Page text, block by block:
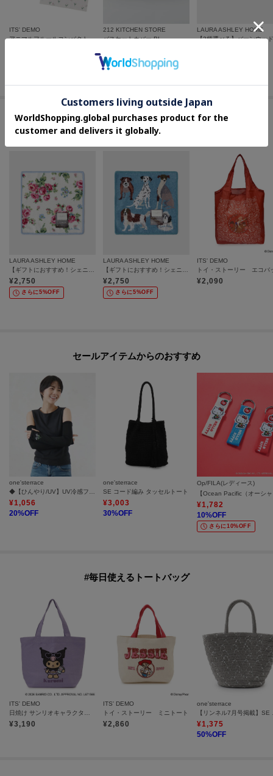
ITS' DEMO
アニマルフルールコンパクトメガネケース
212 KITCHEN STORE
バスケットカバー BL
20%OFF
さらに10%OFF
LAURA ASHLEY HOME
この商品を見た人はコチラの商品も
チェックしています
LAURA ASHLEY HOME
【ギフトにおすすめ！シェニール織】 バンチェッドロージズ ミニタオル
¥2,750
さらに5%OFF
LAURA ASHLEY HOME
【ギフトにおすすめ！シェニール織】 シェニール パーク ドッグス ミニタオル
¥2,750
さらに5%OFF
ITS' DEMO
トイ・ストーリー エコバ
¥2,090
セールアイテムからのおすすめ
one'sterrace
¥1,056
20%OFF
one'sterrace
SE コード編み タッセルトート
¥3,003
30%OFF
Op/FILA(レディース)
¥1,782
10%OFF
さらに10%OFF
#毎日使えるトートバッグ
ITS' DEMO
日焼け サンリオキャラクターズ ジャガードトート
¥3,190
ITS' DEMO
トイ・ストーリー ミニトート
¥2,860
one'sterrace
【リン
¥1,375
50%OFF